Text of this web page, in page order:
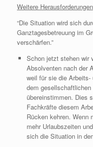
Weitere Herausforderungen
“Die Situation wird sich
Ganztagesbetreuung im
verschärfen.”
Schon jetzt stehen wir
Absolventen nach der
weil für sie die Arbeits-
dem
übereinstimmen. Dies
Fachkräfte diesem
Rücken kehren. Wenn
mehr Urlaubszeiten
sich die Situation in